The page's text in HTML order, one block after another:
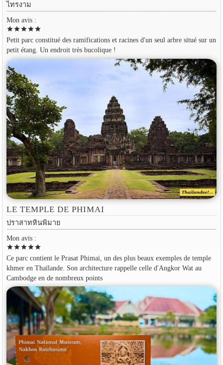
ไทรงาม
Mon avis :
starstarstarstarstar
Petit parc constitué des ramifications et racines d'un seul arbre situé sur un
petit étang. Un endroit très bucolique !
LE TEMPLE DE PHIMAI
ปราสาทหินพิมาย
Mon avis :
starstarstarstarstar
Ce parc contient le Prasat Phimai, un des plus beaux exemples de temple
khmer en Thaïlande. Son architecture rappelle celle d'Angkor Wat au
Cambodge en de nombreux points